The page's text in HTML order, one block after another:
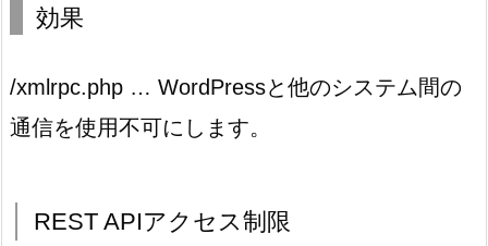
効果
/xmlrpc.php … WordPressと他のシステム間の
通信を使用不可にします。
REST APIアクセス制限